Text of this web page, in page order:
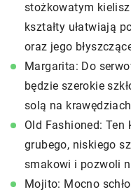
stożkowatym
kształty ułatwiają
oraz jego
Margarita: Do
będzie szerokie
solą na
Old Fashioned:
grubego, niskiego
smakowi i pozwoli
Mojito: Mocno